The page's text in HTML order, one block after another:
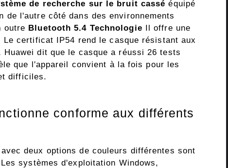
de recherche sur le bruit cassé équipé
de l'autre côté dans des environnements
outre Bluetooth 5.4 Technologie Il offre une
certificat IP54 rend le casque résistant aux
dit que le casque a réussi 26 tests
que l'appareil convient à la fois pour les
difficiles.
conforme aux différents
deux options de couleurs différentes sont
systèmes d'exploitation Windows,